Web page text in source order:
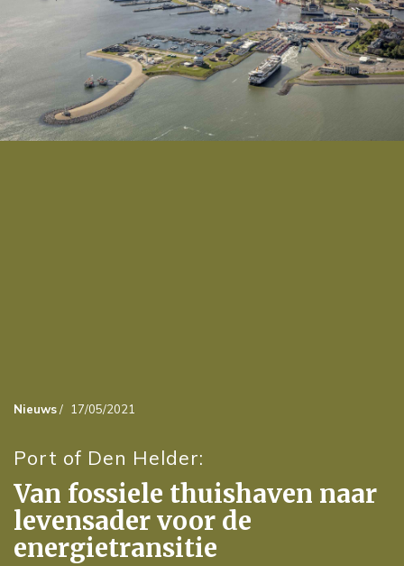
Nieuws/ 17/05/2021
Port of Den Helder:
Van fossiele thuishaven naar
levensader voor de
energietransitie